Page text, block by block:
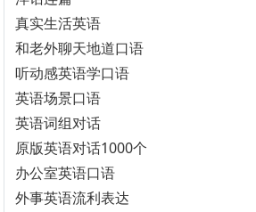
真实生活英语
和老外聊天地道口语
听动感英语学口语
英语场景口语
英语词组对话
原版英语对话1000个
办公室英语口语
外事英语流利表达